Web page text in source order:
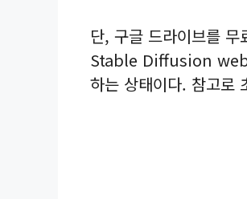
단, 구글 드라이브를
Stable Diffusion web
하는 상태이다. 참고로